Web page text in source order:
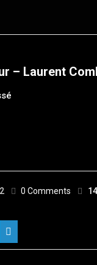
– Laurent
0 Comments